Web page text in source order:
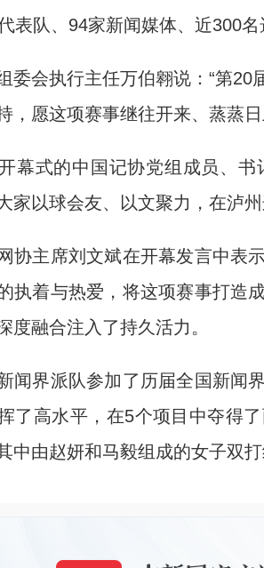
表队、94家新闻媒体、近300名
会执行主任万伯翱说：“第20
，愿这项赛事继往开来、蒸蒸日
式的中国记协党组成员、书
家以球会友、以文聚力，在泸
主席刘文斌在开幕发言中表示
执着与热爱，将这项赛事打造
度融合注入了持久活力。
界派队参加了历届全国新闻界
了高水平，在5个项目中夺得
中由赵妍和马毅组成的女子双